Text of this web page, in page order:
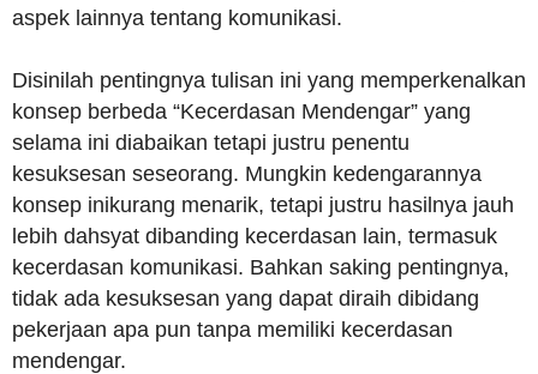
aspek lainnya tentang komunikasi.
Disinilah pentingnya tulisan ini yang memperkenalkan
konsep berbeda “Kecerdasan Mendengar” yang
selama ini diabaikan tetapi justru penentu
kesuksesan seseorang. Mungkin kedengarannya
konsep inikurang menarik, tetapi justru hasilnya jauh
lebih dahsyat dibanding kecerdasan lain, termasuk
kecerdasan komunikasi. Bahkan saking pentingnya,
tidak ada kesuksesan yang dapat diraih dibidang
pekerjaan apa pun tanpa memiliki kecerdasan
mendengar.